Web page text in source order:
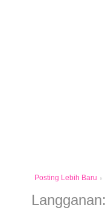
Posting Lebih Baru
Langganan: